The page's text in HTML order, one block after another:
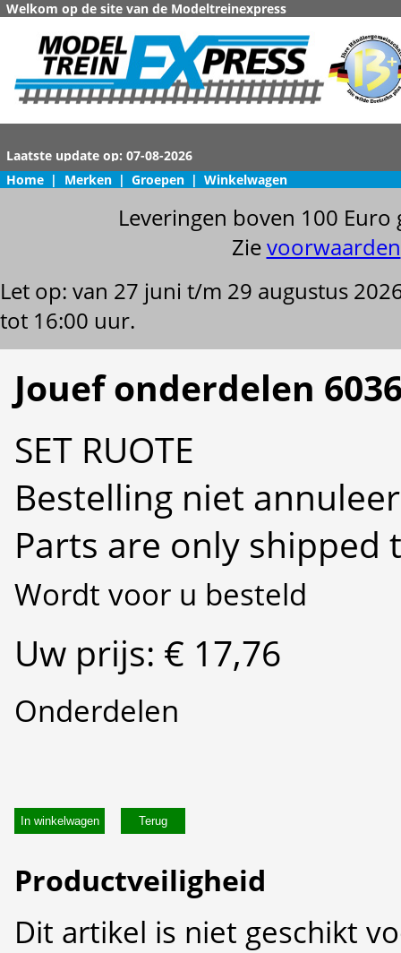
Welkom op de site van de Modeltreinexpress
Home | Merken | Groepen | Winkelwagen
Leveringen boven 100
Zievoorwaarden
Let op: van 27 juni t/m 29 augustus
tot 16:00 uur.
Jouef onderdelen
SET RUOTE
Bestelling niet
Parts are only shipped
Wordt voor u besteld
Uw prijs: € 17,76
Onderdelen
In winkelwagen
Productveiligheid
Dit artikel is niet geschikt